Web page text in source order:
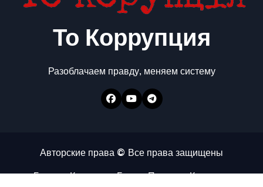
То Коррупция
Разоблачаем правду, меняем систему
Авторские права © Все права защищены
ГлавнаяКоррупцияБизнесПолитикаКонтакты